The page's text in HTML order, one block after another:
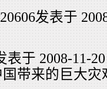
发表于
表于 2008-11-
带来的巨大灾